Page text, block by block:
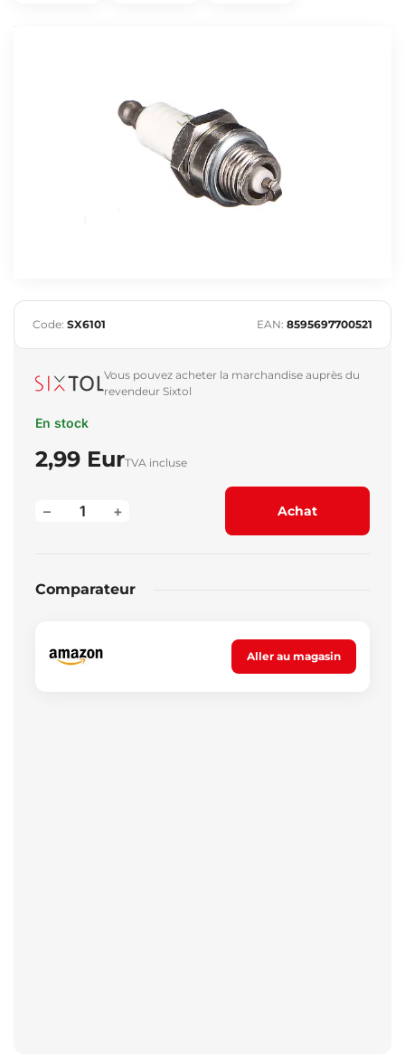
Code: SX6101 EAN: 8595697700521
Vous pouvez acheter la marchandise auprès du
revendeur Sixtol
En stock
2,99 EurTVA incluse
+
– Achat
Comparateur
Aller au magasin